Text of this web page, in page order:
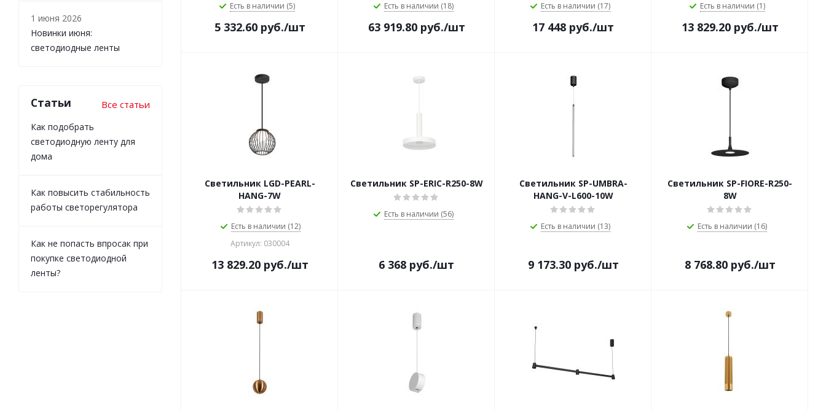
Есть в наличии (5)
5 332.60руб./шт
Есть в наличии (18)
63 919.80руб./шт
Есть в наличии (17)
17 448 руб./шт
Есть в наличии (1)
13 829.20руб./шт
Светильник LGD-PEARL-
HANG-7W
Есть в наличии (12)
Артикул: 030004
13 829.20руб./шт
Светильник SP-ERIC-R250-8W
Есть в наличии (56)
6 368 руб./шт
Светильник SP-UMBRA-
HANG-V-L600-10W
Есть в наличии (13)
9 173.30руб./шт
Светильник SP-FIORE-R250-
8W
Есть в наличии (16)
8 768.80руб./шт
1 июня 2026
Новинки июня:
светодиодные ленты
Статьи Все статьи
Как подобрать
светодиодную ленту для
дома
Как повысить стабильность
работы светорегулятора
Как не попасть впросак при
покупке светодиодной
ленты?